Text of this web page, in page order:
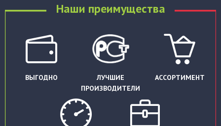
Наши преимущества
ВЫГОДНО
ЛУЧШИЕ
ПРОИЗВОДИТЕЛИ
АССОРТИМЕНТ